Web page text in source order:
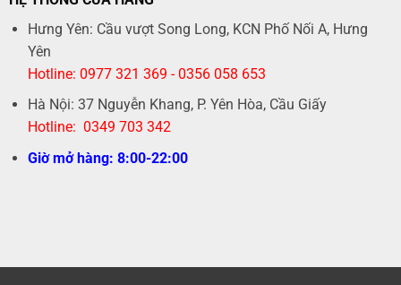
Hưng Yên: Cầu vượt Song Long, KCN Phố Nối A, Hưng
Yên
Hotline: 0977 321 369 - 0356 058 653
Hà Nội: 37 Nguyễn Khang, P. Yên Hòa, Cầu Giấy
Hotline: 0349 703 342
Giờ mở hàng: 8:00-22:00